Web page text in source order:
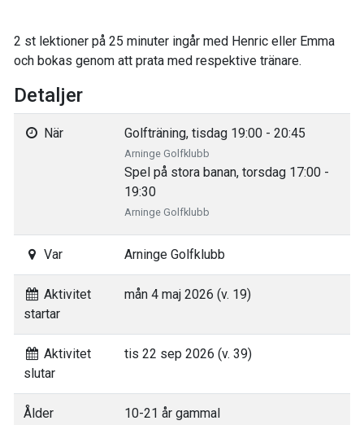
2 st lektioner på 25 minuter ingår med Henric eller Emma
och bokas genom att prata med respektive tränare.
Detaljer
När Golfträning, tisdag 19:00 - 20:45
Arninge Golfklubb
Spel på stora banan, torsdag 17:00 -
19:30
Arninge Golfklubb
Var Arninge Golfklubb
Aktivitet
startar
mån 4 maj 2026 (v. 19)
Aktivitet
slutar
tis 22 sep 2026 (v. 39)
Ålder 10-21 år gammal